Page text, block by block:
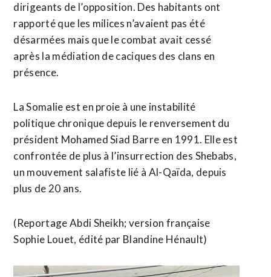
dirigeants de l’opposition. ​Des habitants ont
rapporté que les milices n’avaient pas été
désarmées ‌mais que ​le combat avait cessé
après la médiation de caciques des ​clans en
présence.
La Somalie est en proie à une instabilité
politique chronique depuis le renversement du
président Mohamed Siad Barre en 1991. Elle est
confrontée de plus à l’insurrection des ⁠Shebabs,
un mouvement salafiste lié à Al-Qaïda, depuis
plus de 20 ans.
(Reportage Abdi ​Sheikh; version française
Sophie Louet, édité ​par Blandine Hénault)